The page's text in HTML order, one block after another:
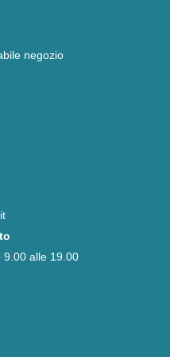
negozio
9.00 alle 19.00